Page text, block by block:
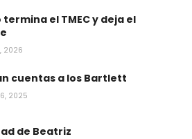
el TMEC y deja el
2026
cuentas a los Bartlett
2025
de Beatriz